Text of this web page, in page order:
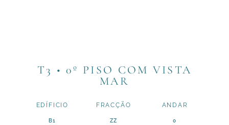
T3 • 0º PISO COM VISTA
MAR
EDÍFICIO
B1
FRACÇÃO
ZZ
ANDAR
0